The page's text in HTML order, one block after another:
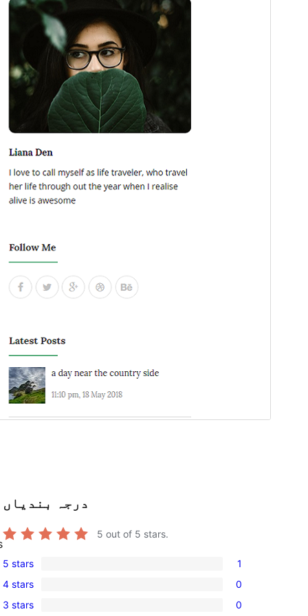
درجہ بندیاں
5 out of 5 stars.
1
5-
star
5 stars 1
0
4-
4 stars 0
0
3 stars 0